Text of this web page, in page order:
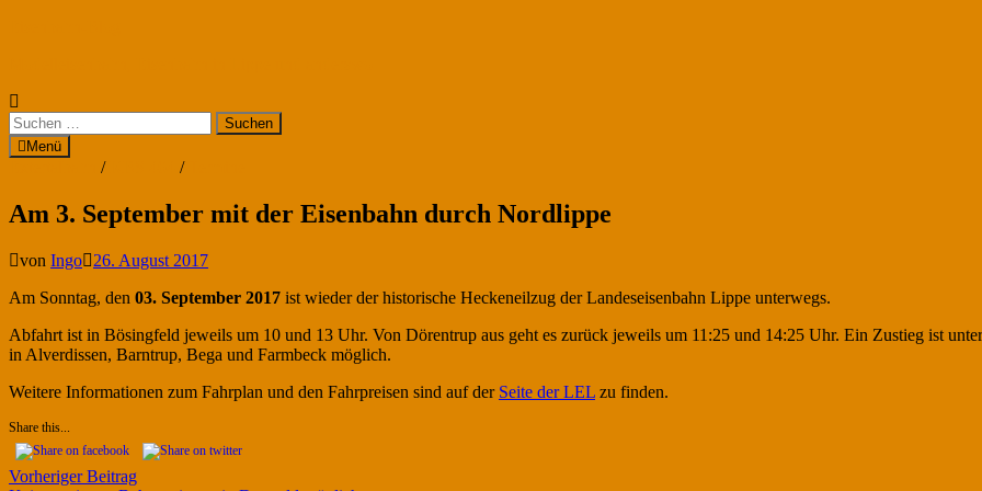
Suchen
nach:Menü
/ /
Am 3. September mit der Eisenbahn durch Nordlippe
von Ingo
26. August 2017
Am Sonntag, den 03. September 2017 ist wieder der historische Heckeneilzug der Landeseisenbahn Lippe unterwegs.
Abfahrt ist in Bösingfeld jeweils um 10 und 13 Uhr. Von Dörentrup aus geht es zurück jeweils um 11:25 und 14:25 Uhr. Ein Zustieg ist
in Alverdissen, Barntrup, Bega und Farmbeck möglich.
Weitere Informationen zum Fahrplan und den Fahrpreisen sind auf der Seite der LEL zu finden.
Share this...
Beitragsnavigation
Vorheriger BeitragVorheriger